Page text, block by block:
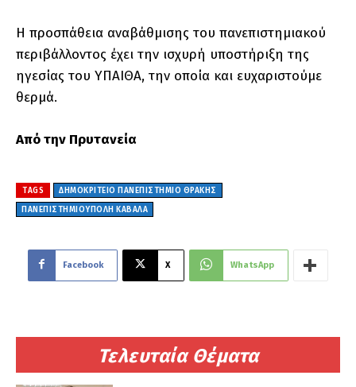
Τελευταία Θέματα
Η προσπάθεια αναβάθμισης του πανεπιστημιακού
περιβάλλοντος έχει την ισχυρή υποστήριξη της
ηγεσίας του ΥΠΑΙΘΑ, την οποία και ευχαριστούμε
θερμά.
Από την Πρυτανεία
TAGS
ΔΗΜΟΚΡΙΤΕΙΟ ΠΑΝΕΠΙΣΤΗΜΙΟ ΘΡΑΚΗΣ
ΠΑΝΕΠΙΣΤΗΜΙΟΥΠΟΛΗ ΚΑΒΑΛΑ
Facebook X WhatsApp